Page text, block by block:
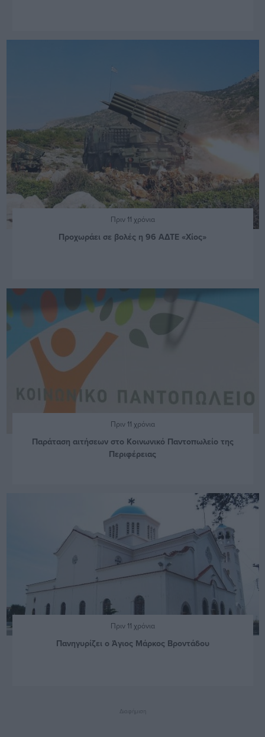
Πριν 11 χρόνια
Προχωράει σε βολές η 96 ΑΔΤΕ «Χίος»
Πριν 11 χρόνια
Παράταση αιτήσεων στο Κοινωνικό Παντοπωλείο της
Περιφέρειας
Πριν 11 χρόνια
Πανηγυρίζει ο Άγιος Μάρκος Βροντάδου
Διαφήμιση